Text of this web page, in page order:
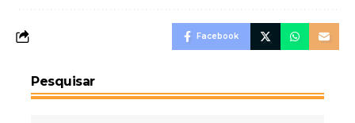
Facebook
Pesquisar